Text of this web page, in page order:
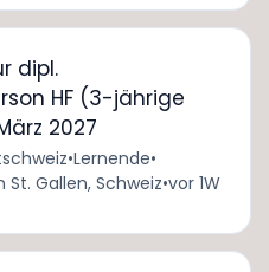
dipl.
HF (3-jährige
2027
•Lernende•
St. Gallen, Schweiz•vor 1W